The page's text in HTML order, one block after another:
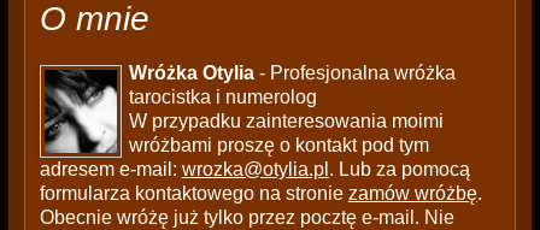
O mnie
Wróżka Otylia- Profesjonalna wróżka
tarocistka i numerolog
W przypadku zainteresowania moimi
wróżbami proszę o kontakt pod tym
adresem e-mail: wrozka@otylia.pl . Lub za pomocą
formularza kontaktowego na stronie zamów wróżbę.
Obecnie wróżę już tylko przez pocztę e-mail. Nie